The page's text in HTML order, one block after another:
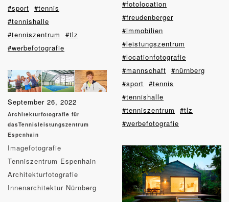
#sport #tennis
#tennishalle
#tenniszentrum
#tlz
#werbefotografie
September 26, 2022
Architekturfotografie für
dasTennisleistungszentrum
Espenhain
Imagefotografie
Tenniszentrum Espenhain
Architekturfotografie
Innenarchitektur Nürnberg
#fotolocation
#freudenberger
#immobilien
#leistungszentrum
#locationfotografie
#mannschaft #nürnberg
#sport #tennis
#tennishalle
#tenniszentrum
#tlz
#werbefotografie